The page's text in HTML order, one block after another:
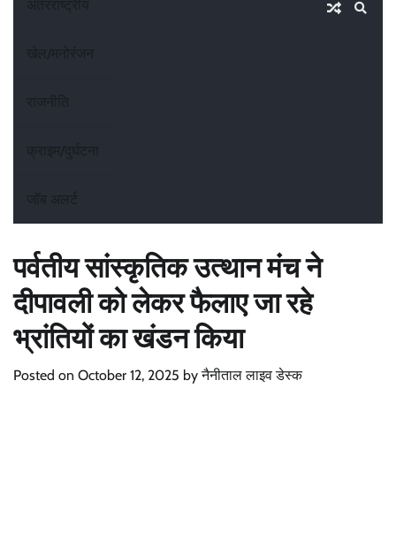
अंतरराष्ट्रीय
खेल/मनोरंजन
राजनीति
क्राइम/दुर्घटना
जॉब अलर्ट
पर्वतीय सांस्कृतिक उत्थान मंच ने
दीपावली को लेकर फैलाए जा रहे
भ्रांतियों का खंडन किया
Posted on October 12, 2025 byनैनीताल लाइव डेस्क